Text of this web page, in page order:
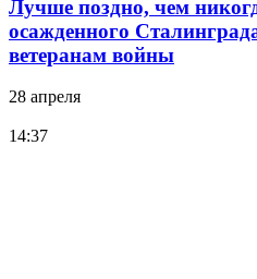
Лучше поздно, чем
осажденного
ветеранам войны
28 апреля
14:37